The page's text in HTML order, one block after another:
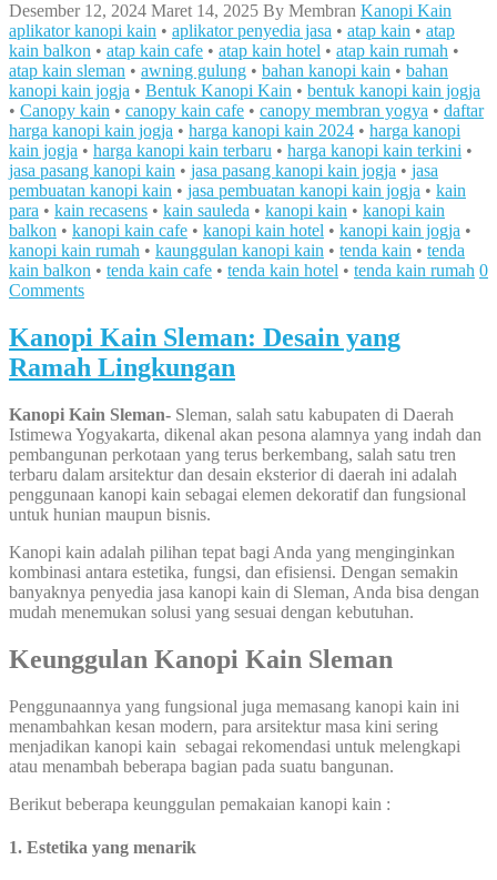
Desember 12, 2024 Maret 14, 2025 By Membran Kanopi Kain
aplikator kanopi kain • aplikator penyedia jasa • atap kain • atap
kain balkon • atap kain cafe • atap kain hotel • atap kain rumah •
atap kain sleman • awning gulung • bahan kanopi kain • bahan
kanopi kain jogja • Bentuk Kanopi Kain • bentuk kanopi kain jogja
• Canopy kain • canopy kain cafe • canopy membran yogya • daftar
harga kanopi kain jogja • harga kanopi kain 2024 • harga kanopi
kain jogja • harga kanopi kain terbaru • harga kanopi kain terkini •
jasa pasang kanopi kain • jasa pasang kanopi kain jogja • jasa
pembuatan kanopi kain • jasa pembuatan kanopi kain jogja • kain
para • kain recasens • kain sauleda • kanopi kain • kanopi kain
balkon • kanopi kain cafe • kanopi kain hotel • kanopi kain jogja •
kanopi kain rumah • kaunggulan kanopi kain • tenda kain • tenda
kain balkon • tenda kain cafe • tenda kain hotel • tenda kain rumah 0
Comments
Kanopi Kain Sleman: Desain yang
Ramah Lingkungan
Kanopi Kain Sleman- Sleman, salah satu kabupaten di Daerah
Istimewa Yogyakarta, dikenal akan pesona alamnya yang indah dan
pembangunan perkotaan yang terus berkembang, salah satu tren
terbaru dalam arsitektur dan desain eksterior di daerah ini adalah
penggunaan kanopi kain sebagai elemen dekoratif dan fungsional
untuk hunian maupun bisnis.
Kanopi kain adalah pilihan tepat bagi Anda yang menginginkan
kombinasi antara estetika, fungsi, dan efisiensi. Dengan semakin
banyaknya penyedia jasa kanopi kain di Sleman, Anda bisa dengan
mudah menemukan solusi yang sesuai dengan kebutuhan.
Keunggulan Kanopi Kain Sleman
Penggunaannya yang fungsional juga memasang kanopi kain ini
menambahkan kesan modern, para arsitektur masa kini sering
menjadikan kanopi kain sebagai rekomendasi untuk melengkapi
atau menambah beberapa bagian pada suatu bangunan.
Berikut beberapa keunggulan pemakaian kanopi kain :
1. Estetika yang menarik